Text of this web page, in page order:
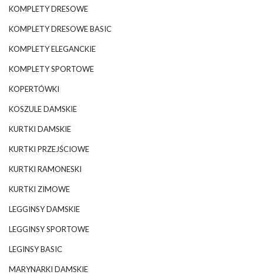
KOMPLETY DRESOWE
KOMPLETY DRESOWE BASIC
KOMPLETY ELEGANCKIE
KOMPLETY SPORTOWE
KOPERTÓWKI
KOSZULE DAMSKIE
KURTKI DAMSKIE
KURTKI PRZEJŚCIOWE
KURTKI RAMONESKI
KURTKI ZIMOWE
LEGGINSY DAMSKIE
LEGGINSY SPORTOWE
LEGINSY BASIC
MARYNARKI DAMSKIE